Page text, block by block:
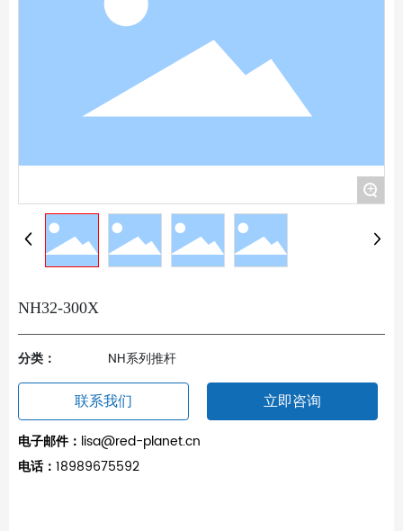
+
NH32-300X
分类： NH系列推杆
联系我们 立即咨询
电子邮件： lisa@red-planet.cn
电话： 18989675592